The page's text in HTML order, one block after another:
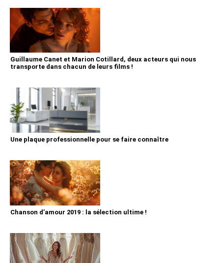
Guillaume Canet et Marion Cotillard, deux acteurs qui nous
transporte dans chacun de leurs films !
Une plaque professionnelle pour se faire connaître
Chanson d’amour 2019 : la sélection ultime !